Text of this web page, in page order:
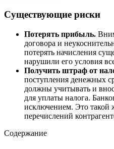
Существующие риски
Потерять прибыль.
договора и
потерять начисления
нарушили его условия
Получить штраф от
поступления денежных
должны учитывать и
для уплаты налога.
исключением. Это такой
перечислений
Содержание